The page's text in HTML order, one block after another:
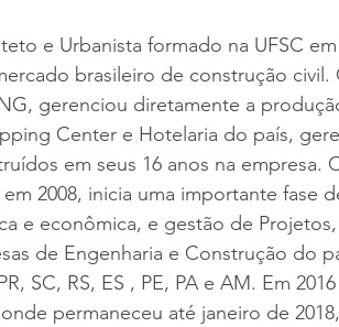
e Urbanista formado na UFSC
brasileiro de construção
gerenciou diretamente a
Center e Hotelaria do país,
em seus 16 anos na
2008, inicia uma importante fase
e econômica, e gestão de
de Engenharia e Construção do
SC, RS, ES , PE, PA e AM. Em
permaneceu até janeiro de